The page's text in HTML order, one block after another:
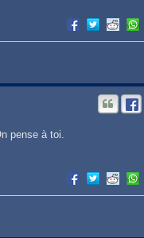
pense à toi.